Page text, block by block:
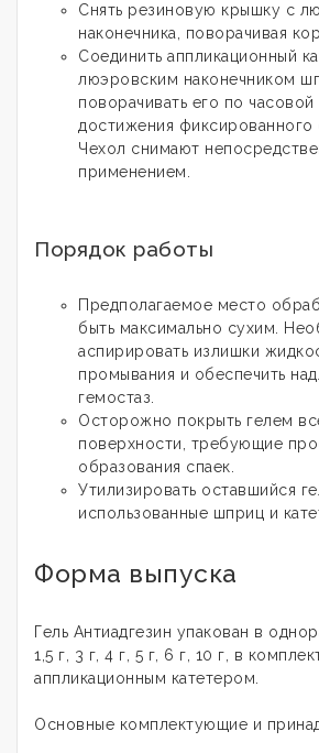
Снять резиновую крышку с
наконечника, поворачивая
Соединить аппликационный
люэровским наконечником
поворачивать его по
достижения фиксированного
Чехол снимают
применением.
Порядок работы
Предполагаемое место
быть максимально сухим.
аспирировать излишки
промывания и обеспечить
гемостаз.
Осторожно покрыть гелем
поверхности, требующие
образования спаек.
Утилизировать оставшийся
использованные шприц и
Форма выпуска
Гель Антиадгезин упакован в
1,5 г, 3 г, 4 г, 5 г, 6 г, 10 г, в
аппликационным катетером.
Основные комплектующие и